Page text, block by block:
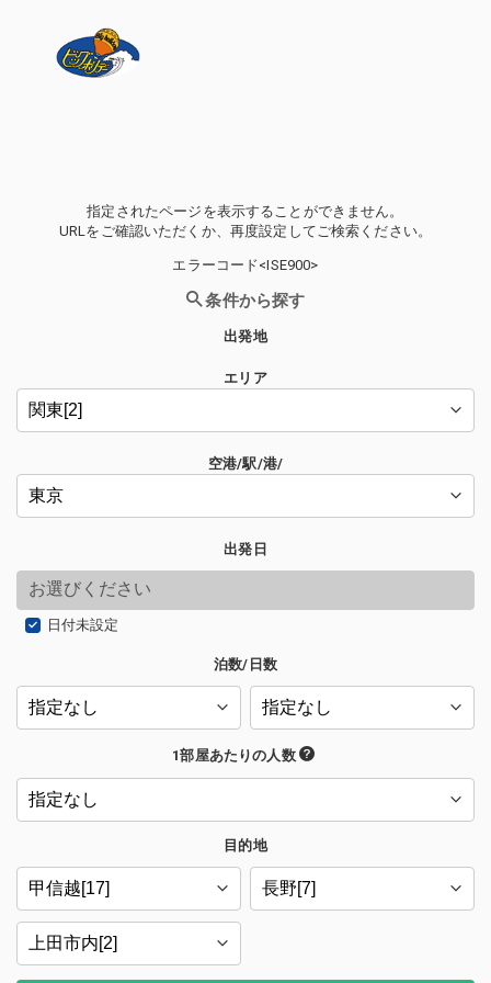
指定されたページを表示することができません。
URLをご確認いただくか、再度設定してご検索ください。
エラーコード<ISE900>
条件から探す
出発地
エリア
空港/駅/港/
出発日
日付未設定
泊数/日数
1部屋あたりの人数
目的地